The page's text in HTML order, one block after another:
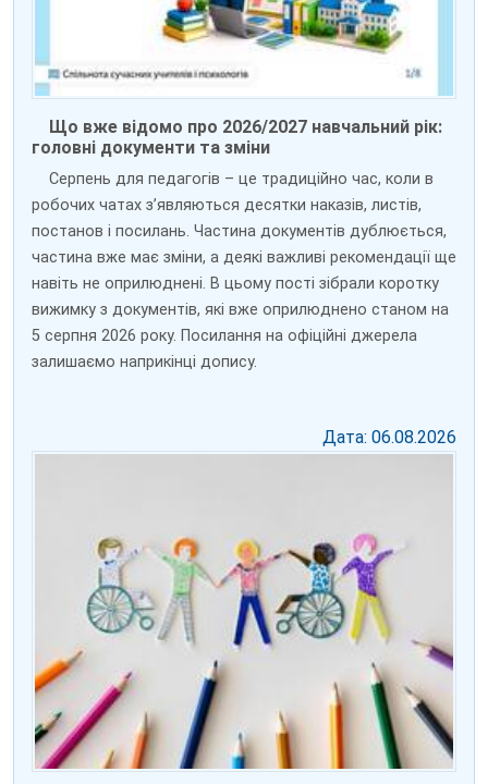
Що вже відомо про 2026/2027 навчальний рік:
головні документи та зміни
Серпень для педагогів – це традиційно час, коли в
робочих чатах з’являються десятки наказів, листів,
постанов і посилань. Частина документів дублюється,
частина вже має зміни, а деякі важливі рекомендації ще
навіть не оприлюднені. В цьому пості зібрали коротку
вижимку з документів, які вже оприлюднено станом на
5 серпня 2026 року. Посилання на офіційні джерела
залишаємо наприкінці допису.
Дата: 06.08.2026